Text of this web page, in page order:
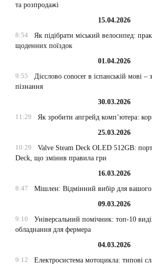
та розпродажі
15.04.2026
8:54
Як підібрати міський велосипед:
щоденних поїздок
01.04.2026
9:55
Дієслово conocer в іспанській мові –
пізнання
30.03.2026
11:29
Як зробити апгрейд комп’ютера:
25.03.2026
10:29
Valve Steam Deck OLED 512GB:
Deck, що змінив правила гри
16.03.2026
8:47
Мішлен: Відмінний вибір для вашого
09.03.2026
9:10
Універсальний помічник: топ-10
обладнання для фермера
04.03.2026
9:12
Електросистема мотоцикла: типові